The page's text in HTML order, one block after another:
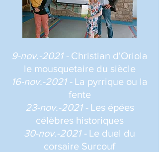
9-nov.-2021 - Christian d'Oriola
le mousquetaire du siècle
16-nov.-2021 - La pyrrique ou la
fente
23-nov.-2021 - Les épées
célèbres historiques
30-nov.-2021 -Le duel du
corsaire Surcouf